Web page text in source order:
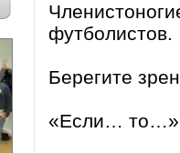
футболистов.
Берегите
«Если… то…»